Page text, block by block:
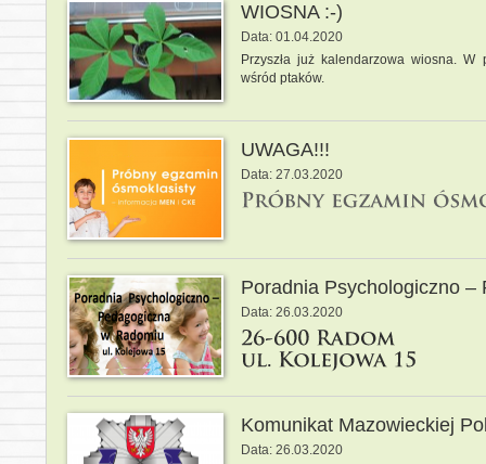
WIOSNA :-)
Data: 01.04.2020
Przyszła już kalendarzowa wiosna. W
wśród ptaków.
UWAGA!!!
Data: 27.03.2020
Poradnia Psychologiczno –
Data: 26.03.2020
Komunikat Mazowieckiej
Data: 26.03.2020